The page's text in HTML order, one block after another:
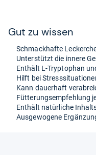
Gut zu wis­sen
Schmack­hafte
Unter­stützt die innere
Ent­hält L-​Tryp­to­phan
Hilft bei
Kann dau­er­haft
Füt­te­rungs­emp­feh­lung
Ent­hält natür­li­che
Aus­ge­wo­gene